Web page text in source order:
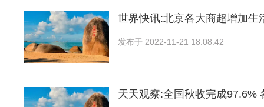
世界快讯:北京各大商超增加生
发布于 2022-11-21 18:08:42
天天观察:全国秋收完成97.6%